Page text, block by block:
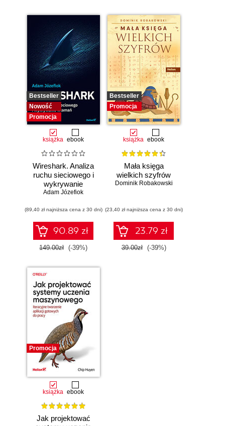
kreatywności.
Wydanie II
Bestseller
Nowość
Promocja
książka ebook
Wireshark. Analiza
ruchu sieciowego i
wykrywanie
włamań
Adam Józefiok
(89,40 zł najniższa cena z 30 dni)
90.89 zł
149.00zł (-39%)
Bestseller
Promocja
książka ebook
Mała księga
wielkich szyfrów
Dominik Robakowski
(23,40 zł najniższa cena z 30 dni)
23.79 zł
39.00zł (-39%)
Promocja
książka ebook
Jak projektować